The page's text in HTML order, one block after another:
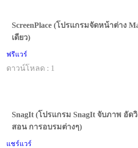
ScreenPlace (โปรแกรมจัดหน้าต่าง
เดียว)
ฟรีแวร์
ดาวน์โหลด : 1
SnagIt (โปรแกรม SnagIt จับภาพ อั
สอน การอบรมต่างๆ)
แชร์แวร์